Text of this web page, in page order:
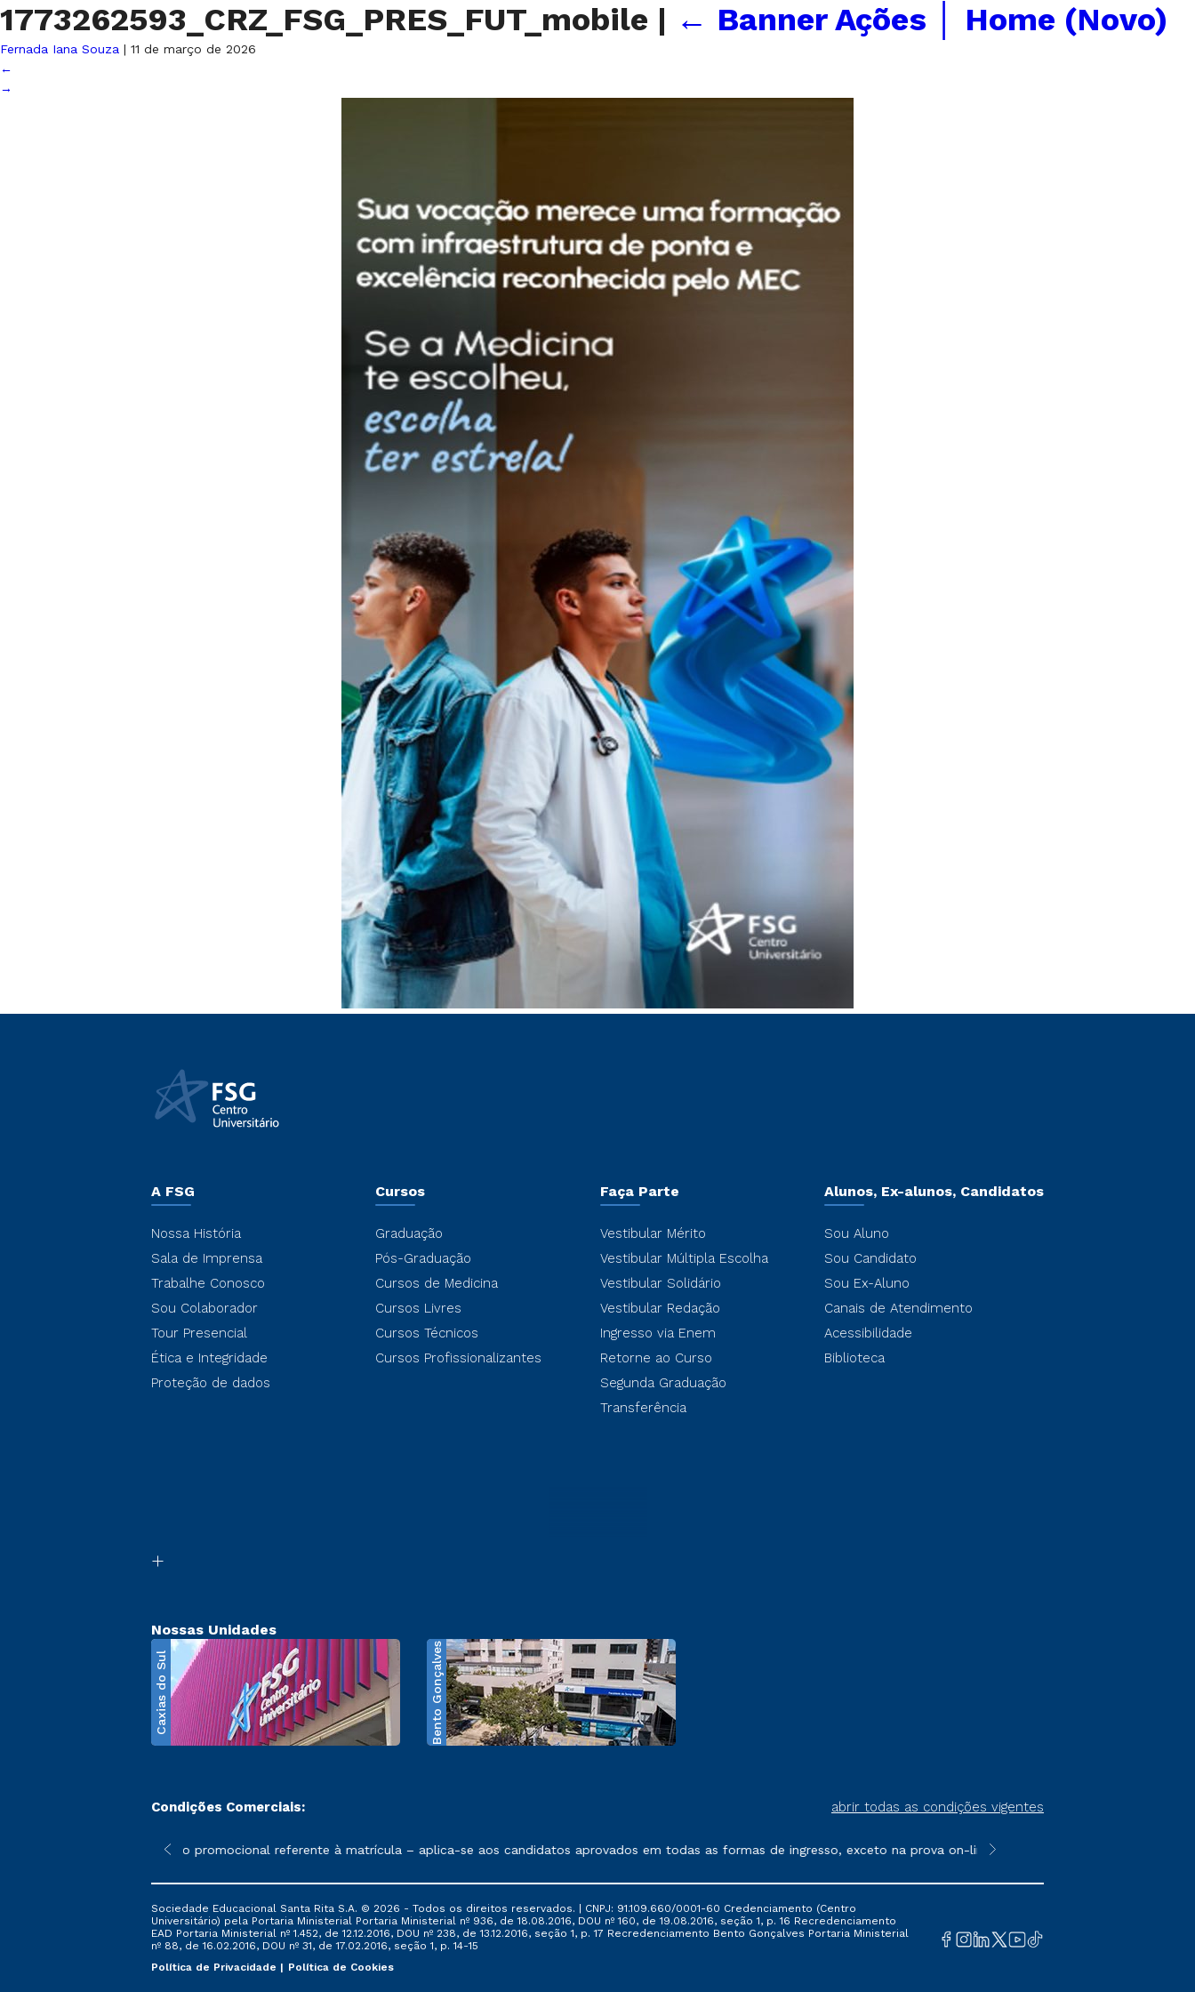
1773262593_CRZ_FSG_PRES_FUT_mobile | ← Banner Ações │ Home (Novo)
Fernada Iana Souza | 11 de março de 2026
←
→
A FSG
Nossa História
Sala de Imprensa
Trabalhe Conosco
Sou Colaborador
Tour Presencial
Ética e Integridade
Proteção de dados
Cursos
Graduação
Pós-Graduação
Cursos de Medicina
Cursos Livres
Cursos Técnicos
Cursos Profissionalizantes
Faça Parte
Vestibular Mérito
Vestibular Múltipla Escolha
Vestibular Solidário
Vestibular Redação
Ingresso via Enem
Retorne ao Curso
Segunda Graduação
Transferência
Alunos, Ex-alunos, Candidatos
Sou Aluno
Sou Candidato
Sou Ex-Aluno
Canais de Atendimento
Acessibilidade
Biblioteca
Nossas Unidades
Caxias do Sul Bento Gonçalves
Condições Comerciais: abrir todas as condições vigentes
sofrer alterações nos períodos de rematrícula conforme exposto no contrato de prestação de serviços.
*A condição promocional referente à matrícula – aplica-se aos candidatos aprovados em todas as formas de ingresso, exceto na prova on-line ou agendada, que ofertam bolsas
**Semipresencial é um formato do
Sociedade Educacional Santa Rita S.A. © 2026 - Todos os direitos reservados. | CNPJ: 91.109.660/0001-60 Credenciamento (Centro
Universitário) pela Portaria Ministerial Portaria Ministerial nº 936, de 18.08.2016, DOU nº 160, de 19.08.2016, seção 1, p. 16 Recredenciamento
EAD Portaria Ministerial nº 1.452, de 12.12.2016, DOU nº 238, de 13.12.2016, seção 1, p. 17 Recredenciamento Bento Gonçalves Portaria Ministerial
nº 88, de 16.02.2016, DOU nº 31, de 17.02.2016, seção 1, p. 14-15
Política de Privacidade
Política de Cookies